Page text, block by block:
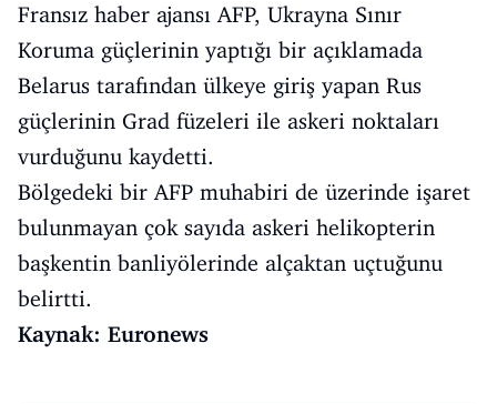
Fransız haber ajansı AFP, Ukrayna Sınır
Koruma güçlerinin yaptığı bir açıklamada
Belarus tarafından ülkeye giriş yapan Rus
güçlerinin Grad füzeleri ile askeri noktaları
vurduğunu kaydetti.
Bölgedeki bir AFP muhabiri de üzerinde işaret
bulunmayan çok sayıda askeri helikopterin
başkentin banliyölerinde alçaktan uçtuğunu
belirtti.
Kaynak: Euronews